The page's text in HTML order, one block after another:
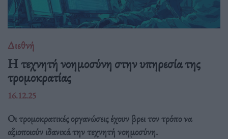
Διεθνή
Η τεχνητή νοημοσύνη στην υπηρεσία της
τρομοκρατίας
16.12.25
Οι τρομοκρατικές οργανώσεις έχουν βρει τον τρόπο να
αξιοποιούν ιδανικά την τεχνητή νοημοσύνη.